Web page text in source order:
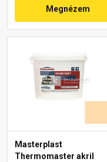
Megnézem
Masterplast
Thermomaster akril